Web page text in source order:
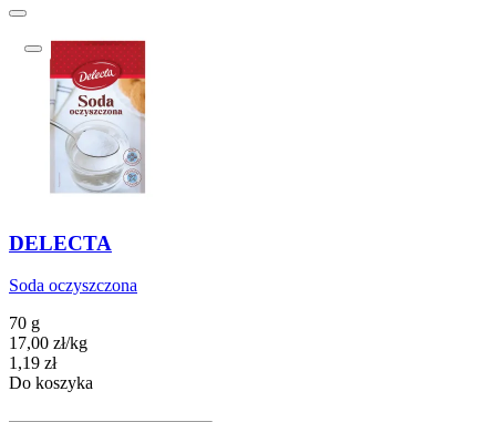
DELECTA
Soda oczyszczona
70 g
17,00 zł/kg
Cena
1,19 zł
Do koszyka